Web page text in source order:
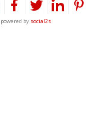
powered by social2s